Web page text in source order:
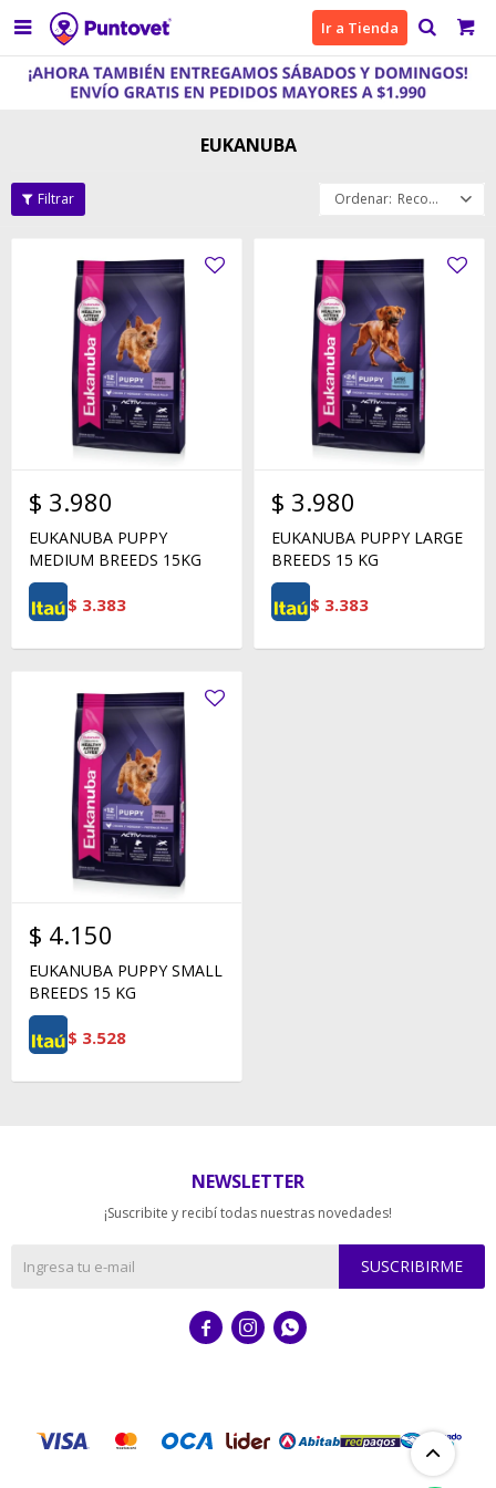
 Ir a Tienda
EUKANUBA
Recomendados
$ 3.980
EUKANUBA PUPPY
MEDIUM BREEDS 15KG
$ 3.383
$ 3.980
EUKANUBA PUPPY LARGE
BREEDS 15 KG
$ 3.383
$ 4.150
EUKANUBA PUPPY SMALL
BREEDS 15 KG
$ 3.528
NEWSLETTER
¡Suscribite y recibí todas nuestras novedades!
SUSCRIBIRME
  